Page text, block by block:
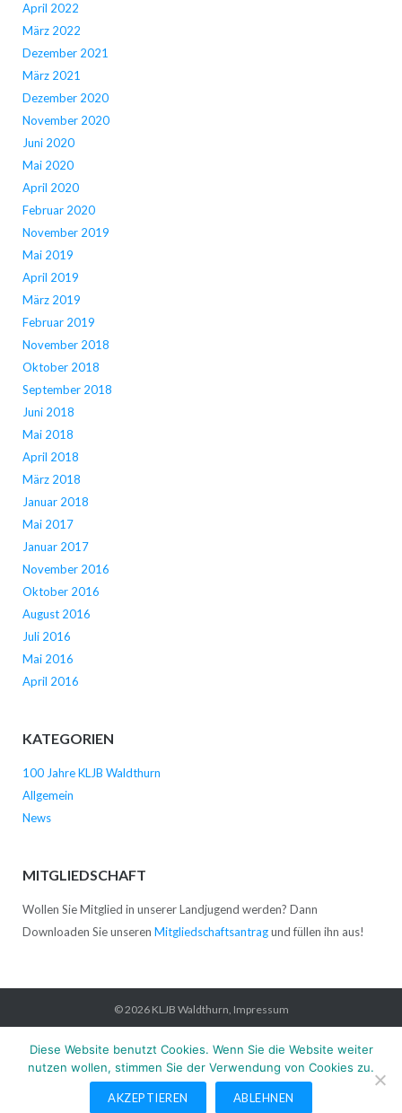
April 2022
März 2022
Dezember 2021
März 2021
Dezember 2020
November 2020
Juni 2020
Mai 2020
April 2020
Februar 2020
November 2019
Mai 2019
April 2019
März 2019
Februar 2019
November 2018
Oktober 2018
September 2018
Juni 2018
Mai 2018
April 2018
März 2018
Januar 2018
Mai 2017
Januar 2017
November 2016
Oktober 2016
August 2016
Juli 2016
Mai 2016
April 2016
KATEGORIEN
100 Jahre KLJB Waldthurn
Allgemein
News
MITGLIEDSCHAFT
Wollen Sie Mitglied in unserer Landjugend werden? Dann
Downloaden Sie unseren Mitgliedschaftsantragund füllen ihn aus!
© 2026 KLJB Waldthurn, Impressum
Startseite News Verein Kontakt Impressum Datenschutz
Diese Website benutzt Cookies. Wenn Sie die Website weiter
nutzen wollen, stimmen Sie der Verwendung von Cookies zu.
AKZEPTIEREN ABLEHNEN